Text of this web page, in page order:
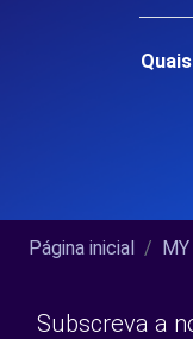
Página inicial
Subscreva a